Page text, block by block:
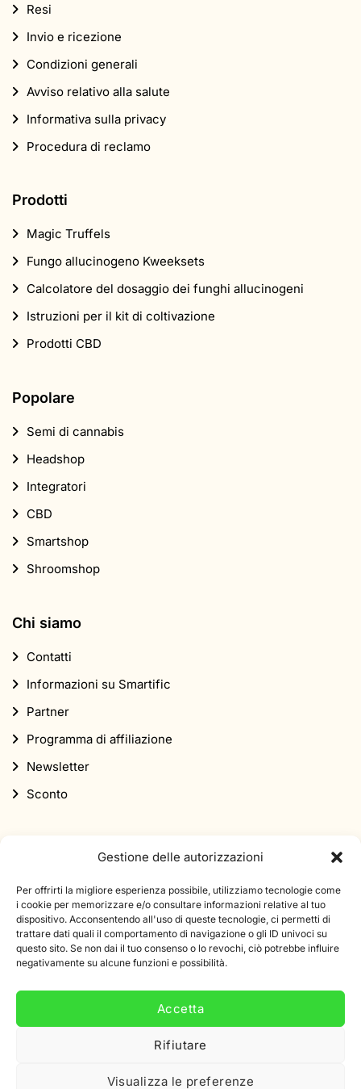
Gestione delle autorizzazioni
Per offrirti la migliore esperienza possibile, utilizziamo tecnologie come
i cookie per memorizzare e/o consultare informazioni relative al tuo
dispositivo. Acconsentendo all'uso di queste tecnologie, ci permetti di
trattare dati quali il comportamento di navigazione o gli ID univoci su
questo sito. Se non dai il tuo consenso o lo revochi, ciò potrebbe influire
negativamente su alcune funzioni e possibilità.
Accetta
Rifiutare
Visualizza le preferenze
Resi
Invio e ricezione
Condizioni generali
Avviso relativo alla salute
Informativa sulla privacy
Procedura di reclamo
Prodotti
Magic Truffels
Fungo allucinogeno Kweeksets
Calcolatore del dosaggio dei funghi allucinogeni
Istruzioni per il kit di coltivazione
Prodotti CBD
Popolare
Semi di cannabis
Headshop
Integratori
CBD
Smartshop
Shroomshop
Chi siamo
Contatti
Informazioni su Smartific
Partner
Programma di affiliazione
Newsletter
Sconto
Iscriviti alla nostra newsletter
Iscriviti alla nostra newsletter e ricevi uno sconto di 10%
sul tuo primo ordine.
Indirizzo